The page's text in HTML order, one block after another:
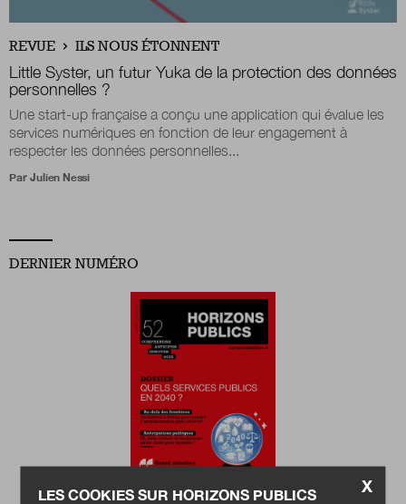
Boutique
Qui sommes-nous ?
Newsletter
Renseignez votre email afin de suivre l'actualité
de la transformation publique.
Nous suivre sur Twittersur LinkedIn
sur
REVUE ILS NOUS ÉTONNENT
Little Syster, un futur Yuka de la protection des données
personnelles ?
Une start-up française a conçu une application qui évalue les
services numériques en fonction de leur engagement à
respecter les données personnelles...
Par Julien Nessi
DERNIER NUMÉRO
X
LES COOKIES SUR HORIZONS PUBLICS